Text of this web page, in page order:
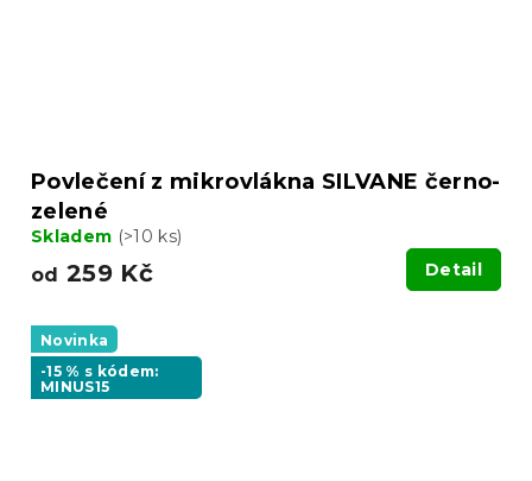
Povlečení z mikrovlákna SILVANE černo-
zelené
Skladem (>10 ks)
od 259 Kč Detail
Novinka
-15 % s kódem:
MINUS15